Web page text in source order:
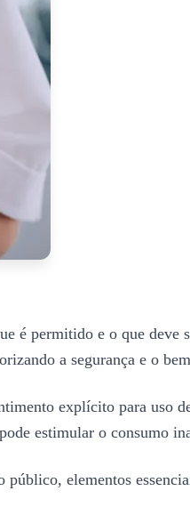
é permitido e o que deve
a segurança e o
explícito para uso
estimular o consumo
elementos